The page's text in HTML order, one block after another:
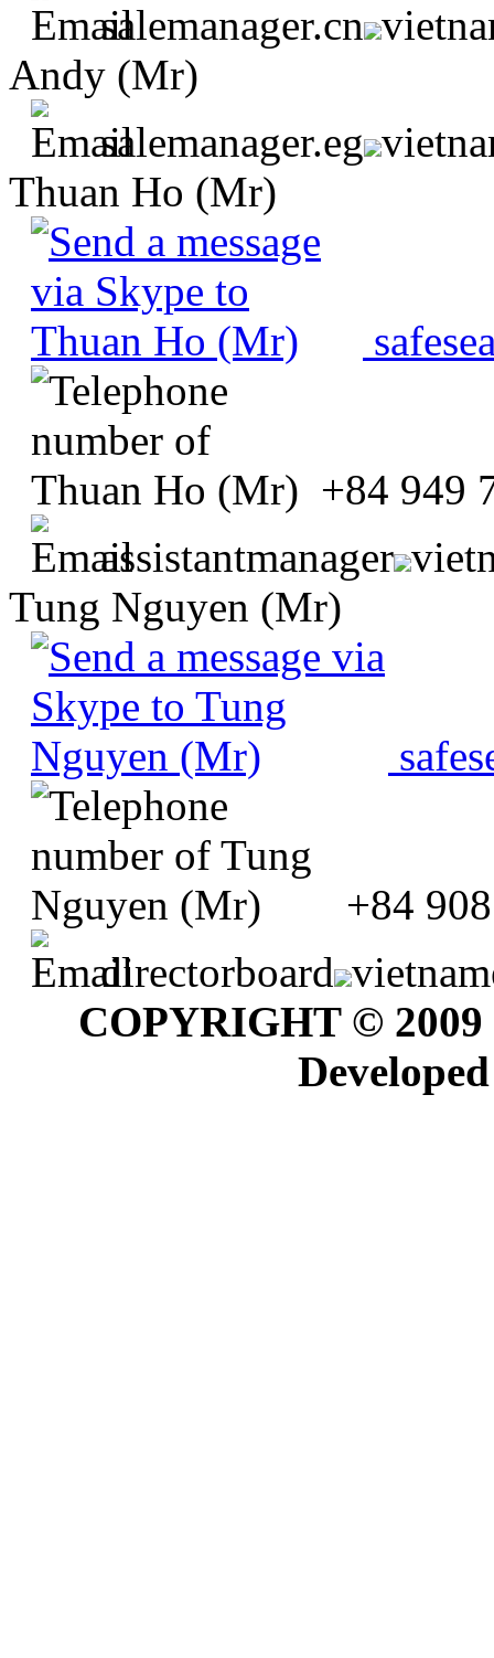
salemanager.cn
Andy (Mr)
salemanager.eg
Thuan Ho (Mr)
+84 949
assistantmanager
Tung Nguyen (Mr)
+84
directorboard
COPYRIGHT ©